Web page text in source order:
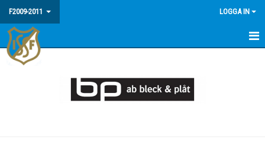
F2009-2011 LOGGA IN
HEM